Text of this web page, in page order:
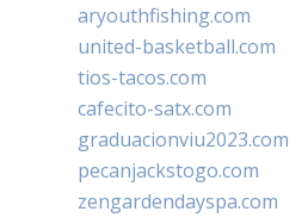
aryouthfishing.com
united-basketball.com
tios-tacos.com
cafecito-satx.com
graduacionviu2023.com
pecanjackstogo.com
zengardendayspa.com